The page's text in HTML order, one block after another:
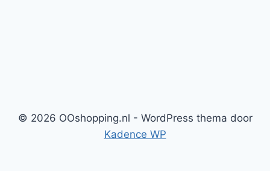
© 2026 OOshopping.nl - WordPress thema door
Kadence WP